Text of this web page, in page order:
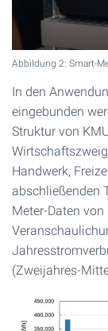
Abbildung 2: Smart-
In den
eingebunden
Struktur von
Handwerk,
abschließenden
Meter-Daten
(Zweijahres-